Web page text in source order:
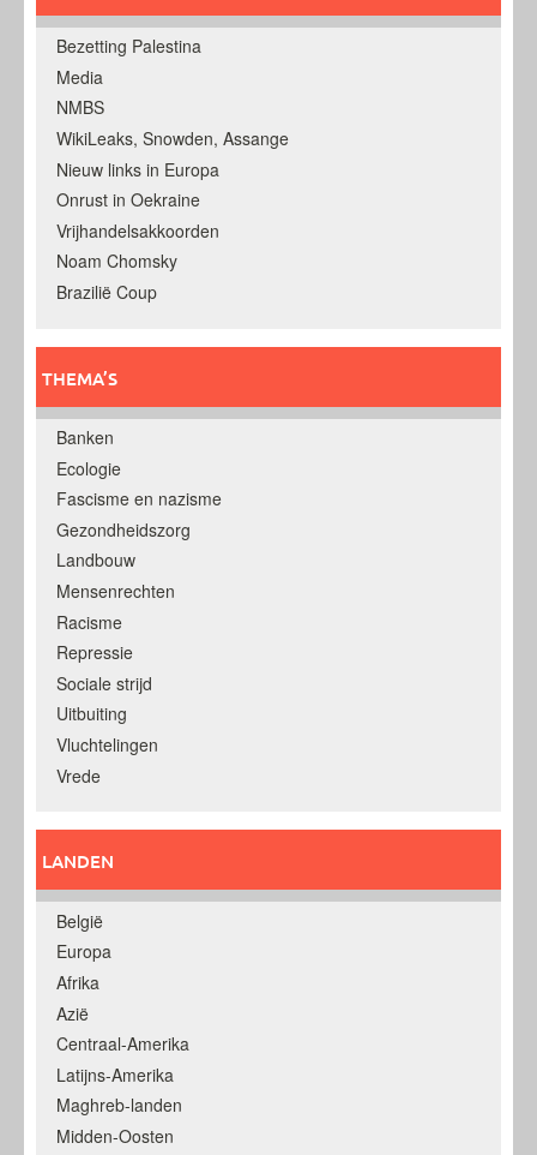
Bezetting Palestina
Media
NMBS
WikiLeaks, Snowden, Assange
Nieuw links in Europa
Onrust in Oekraine
Vrijhandelsakkoorden
Noam Chomsky
Brazilië Coup
THEMA’S
Banken
Ecologie
Fascisme en nazisme
Gezondheidszorg
Landbouw
Mensenrechten
Racisme
Repressie
Sociale strijd
Uitbuiting
Vluchtelingen
Vrede
LANDEN
België
Europa
Afrika
Azië
Centraal-Amerika
Latijns-Amerika
Maghreb-landen
Midden-Oosten